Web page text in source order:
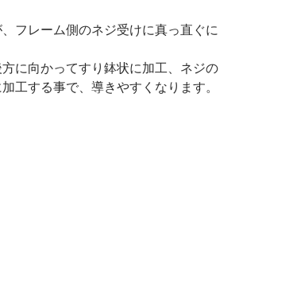
フレーム側のネジ受けに真っ直ぐに
に向かってすり鉢状に加工、ネジの
工する事で、導きやすくなります。
ルイデザートイーグル用グリップ取り付けの注意点